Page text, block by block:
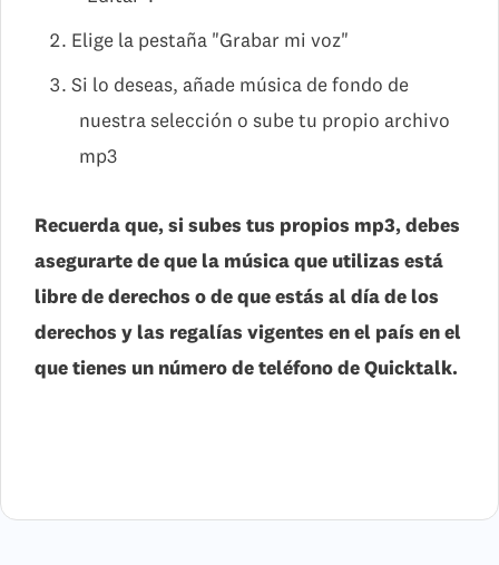
Elige la pestaña "Grabar mi voz"
Si lo deseas, añade música de fondo de
nuestra selección o sube tu propio archivo
mp3
Recuerda que, si subes tus propios mp3, debes
asegurarte de que la música que utilizas está
libre de derechos o de que estás al día de los
derechos y las regalías vigentes en el país en el
que tienes un número de teléfono de Quicktalk.